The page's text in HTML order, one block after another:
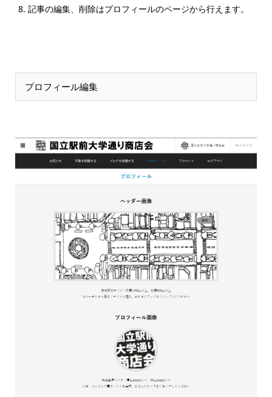
記事の編集、削除はプロフィールのページから行えます。
プロフィール編集